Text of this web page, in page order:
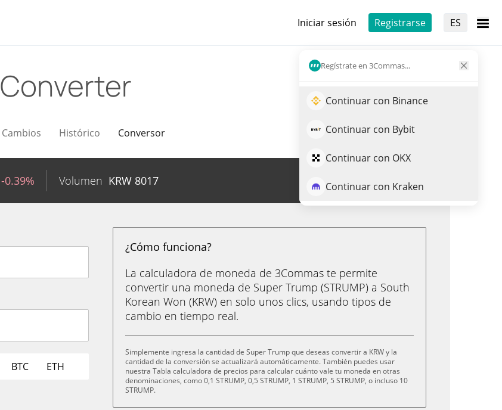
Iniciar sesión Registrarse ES
Regístrate en 3Commas...
Continuar con Binance
Continuar con Bybit
Continuar con OKX
Continuar con Kraken
Converter
Cambios Histórico Conversor
-0.39% Volumen KRW 8017 Opera STRUMP
BTC ETH
¿Cómo funciona?
La calculadora de moneda de 3Commas te permite
convertir una moneda de Super Trump (STRUMP) a South
Korean Won (KRW) en solo unos clics, usando tipos de
cambio en tiempo real.
Simplemente ingresa la cantidad de Super Trump que deseas convertir a KRW y la
cantidad de la conversión se actualizará automáticamente. También puedes usar
nuestra Tabla calculadora de precios para calcular cuánto vale tu moneda en otras
denominaciones, como 0,1 STRUMP, 0,5 STRUMP, 1 STRUMP, 5 STRUMP, o incluso 10
STRUMP.